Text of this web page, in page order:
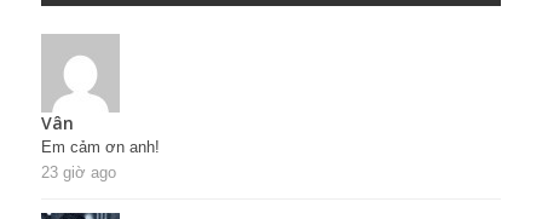
Vân
Em cảm ơn anh!
23 giờ ago